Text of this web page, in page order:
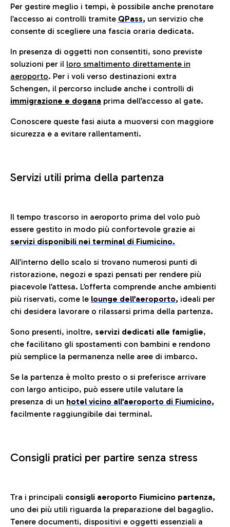
Per gestire meglio i tempi, è possibile anche prenotare
l’accesso ai controlli tramite QPass, un servizio che
consente di scegliere una fascia oraria dedicata.
In presenza di oggetti non consentiti, sono previste
soluzioni per il loro smaltimento direttamente in
aeroporto. Per i voli verso destinazioni extra
Schengen, il percorso include anche i controlli di
immigrazione e dogana prima dell’accesso al gate.
Conoscere queste fasi aiuta a muoversi con maggiore
sicurezza e a evitare rallentamenti.
Servizi utili prima della partenza
Il tempo trascorso in aeroporto prima del volo può
essere gestito in modo più confortevole grazie ai
servizi disponibili nei terminal di Fiumicino.
All’interno dello scalo si trovano numerosi punti di
ristorazione, negozi e spazi pensati per rendere più
piacevole l’attesa. L’offerta comprende anche ambienti
più riservati, come le lounge dell’aeroporto, ideali per
chi desidera lavorare o rilassarsi prima della partenza.
Sono presenti, inoltre, servizi dedicati alle famiglie,
che facilitano gli spostamenti con bambini e rendono
più semplice la permanenza nelle aree di imbarco.
Se la partenza è molto presto o si preferisce arrivare
con largo anticipo, può essere utile valutare la
presenza di un hotel vicino all’aeroporto di Fiumicino,
facilmente raggiungibile dai terminal.
Consigli pratici per partire senza stress
Tra i principali consigli aeroporto Fiumicino partenza,
uno dei più utili riguarda la preparazione del bagaglio.
Tenere documenti, dispositivi e oggetti essenziali a